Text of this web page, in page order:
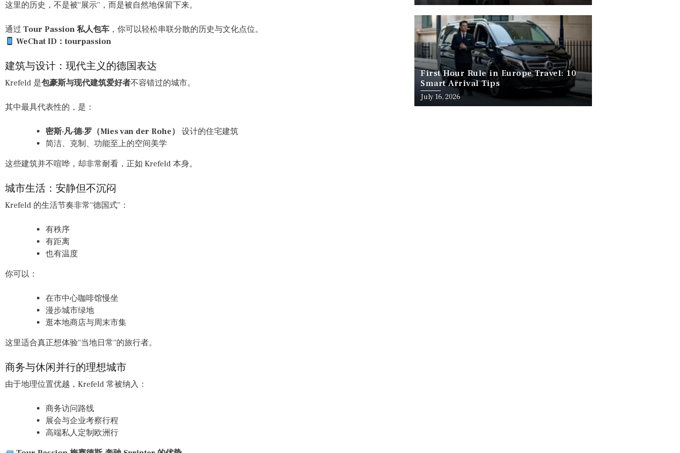
这里的历史，不是被“展示”，而是被自然地保留下来。
通过 Tour Passion 私人包车 ，你可以轻松串联分散的历史与文化点位。
WeChat ID：tourpassion
建筑与设计：现代主义的德国表达
Krefeld 是包豪斯与现代建筑爱好者不容错过的城市。
其中最具代表性的，是：
密斯·凡·德·罗（Mies van der Rohe）
设计的住宅建筑
简洁、克制、功能至上的空间美学
这些建筑并不喧哗，却非常耐看，正如 Krefeld 本身。
城市生活：安静但不沉闷
Krefeld 的生活节奏非常“德国式”：
有秩序
有距离
也有温度
你可以：
在市中心咖啡馆慢坐
漫步城市绿地
逛本地商店与周末市集
这里适合真正想体验“当地日常”的旅行者。
商务与休闲并行的理想城市
由于地理位置优越，Krefeld 常被纳入：
商务访问路线
展会与企业考察行程
高端私人定制欧洲行
First Hour Rule in Europe Travel: 10
Smart Arrival Tips
July 16, 2026